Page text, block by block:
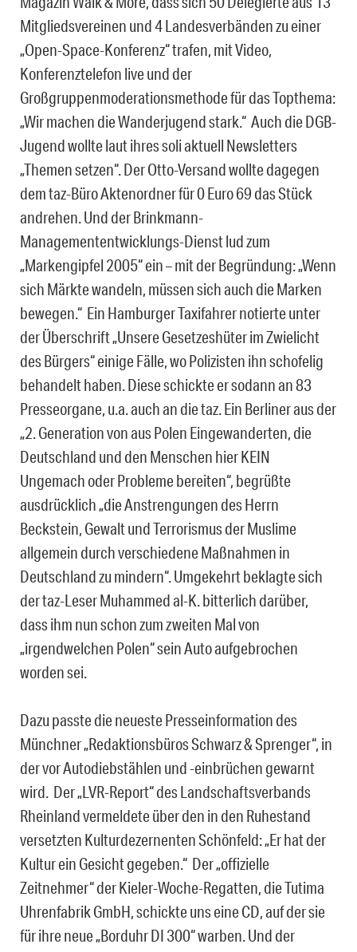
Mitgliedsvereinen und 4 Landesverbänden zu einer
„Open-Space-Konferenz“ trafen, mit Video,
Konferenztelefon live und der
Großgruppenmoderationsmethode für das Topthema:
„Wir machen die Wanderjugend stark.“ Auch die DGB-
Jugend wollte laut ihres soli aktuell Newsletters
„Themen setzen“. Der Otto-Versand wollte dagegen
dem taz-Büro Aktenordner für 0 Euro 69 das Stück
andrehen. Und der Brinkmann-
Managemententwicklungs-Dienst lud zum
„Markengipfel 2005“ ein – mit der Begründung: „Wenn
sich Märkte wandeln, müssen sich auch die Marken
bewegen.“ Ein Hamburger Taxifahrer notierte unter
der Überschrift „Unsere Gesetzeshüter im Zwielicht
des Bürgers“ einige Fälle, wo Polizisten ihn schofelig
behandelt haben. Diese schickte er sodann an 83
Presseorgane, u.a. auch an die taz. Ein Berliner aus der
„2. Generation von aus Polen Eingewanderten, die
Deutschland und den Menschen hier KEIN
Ungemach oder Probleme bereiten“, begrüßte
ausdrücklich „die Anstrengungen des Herrn
Beckstein, Gewalt und Terrorismus der Muslime
allgemein durch verschiedene Maßnahmen in
Deutschland zu mindern“. Umgekehrt beklagte sich
der taz-Leser Muhammed al-K. bitterlich darüber,
dass ihm nun schon zum zweiten Mal von
„irgendwelchen Polen“ sein Auto aufgebrochen
worden sei.
Dazu passte die neueste Presseinformation des
Münchner „Redaktionsbüros Schwarz & Sprenger“, in
der vor Autodiebstählen und -einbrüchen gewarnt
wird. Der „LVR-Report“ des Landschaftsverbands
Rheinland vermeldete über den in den Ruhestand
versetzten Kulturdezernenten Schönfeld: „Er hat der
Kultur ein Gesicht gegeben.“ Der „offizielle
Zeitnehmer“ der Kieler-Woche-Regatten, die Tutima
Uhrenfabrik GmbH, schickte uns eine CD, auf der sie
für ihre neue „Borduhr DI 300“ warben. Und der